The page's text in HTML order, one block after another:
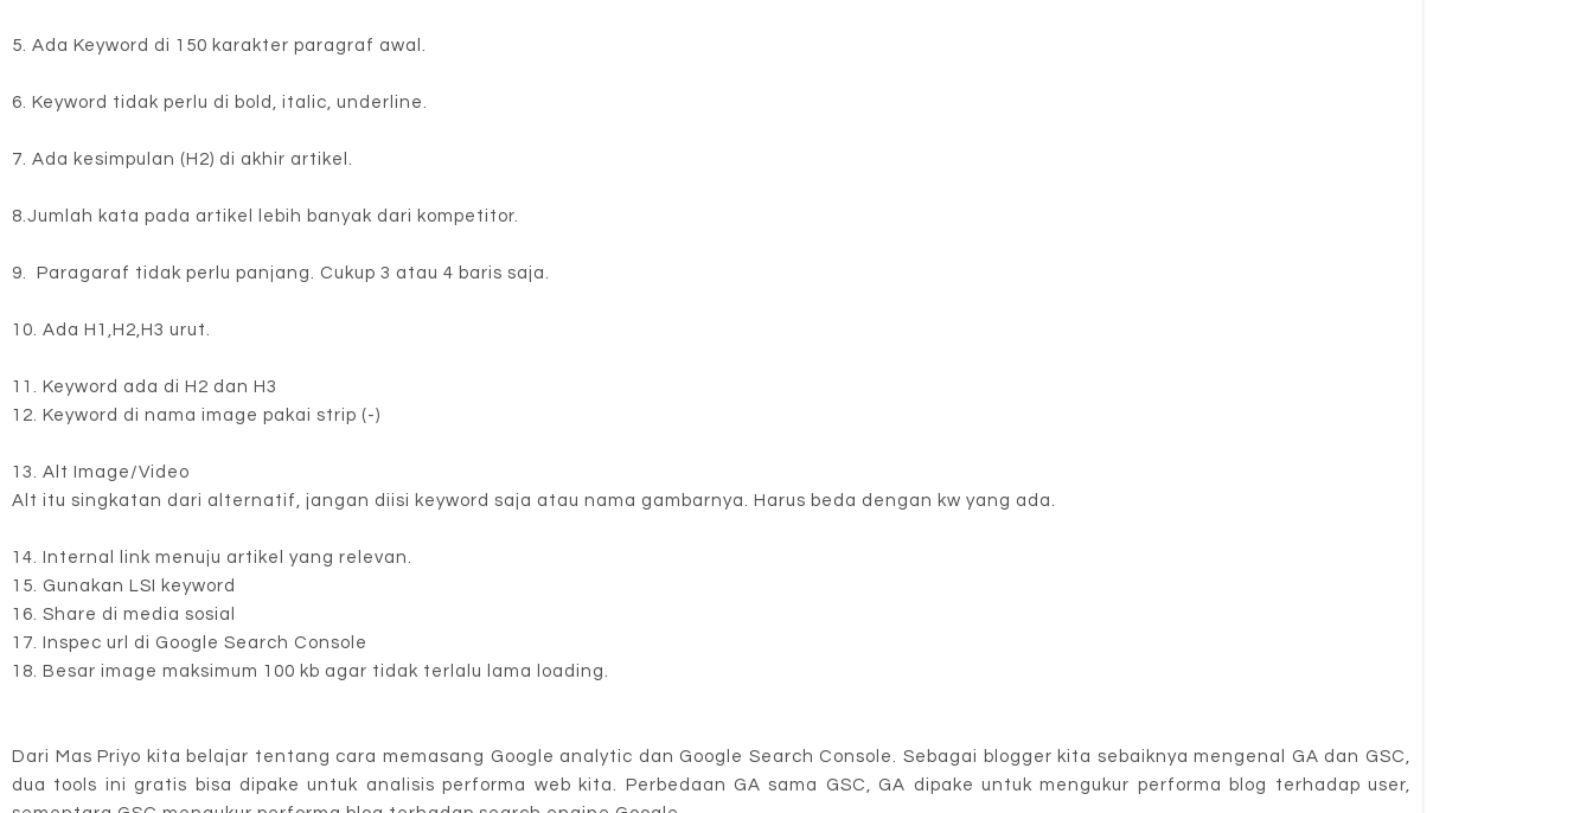
5. Ada Keyword di 150 karakter paragraf awal.
6. Keyword tidak perlu di bold, italic, underline.
7. Ada kesimpulan (H2) di akhir artikel.
8.Jumlah kata pada artikel lebih banyak dari kompetitor.
9. Paragaraf tidak perlu panjang. Cukup 3 atau 4 baris saja.
10. Ada H1,H2,H3 urut.
11. Keyword ada di H2 dan H3
12. Keyword di nama image pakai strip (-)
13. Alt Image/Video
Alt itu singkatan dari alternatif, jangan diisi keyword saja atau nama gambarnya. Harus beda dengan kw yang ada.
14. Internal link menuju artikel yang relevan.
15. Gunakan LSI keyword
16. Share di media sosial
17. Inspec url di Google Search Console
18. Besar image maksimum 100 kb agar tidak terlalu lama loading.
Dari Mas Priyo kita belajar tentang cara memasang Google analytic dan Google Search Console. Sebagai blogger kita sebaiknya mengenal GA dan GSC,
dua tools ini gratis bisa dipake untuk analisis performa web kita. Perbedaan GA sama GSC, GA dipake untuk mengukur performa blog terhadap user,